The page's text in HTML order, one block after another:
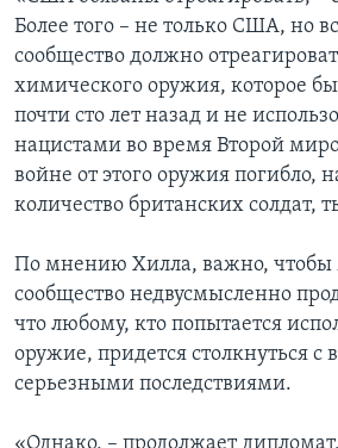
Более того – не только США, но
сообщество должно
химического оружия, которое
почти сто лет назад и не
нацистами во время Второй
войне от этого оружия погибло,
количество британских солдат,
По мнению Хилла, важно, чтобы
сообщество недвусмысленно
что любому, кто попытается
оружие, придется столкнуться с
серьезными последствиями.